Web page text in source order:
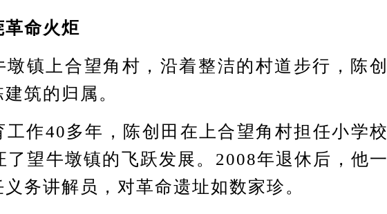
命火炬
上合望角村，沿着整洁的村道步行，陈创
筑的归属。
40多年，陈创田在上合望角村担任小学校
了望牛墩镇的飞跃发展。2008年退休后，他一
务讲解员，对革命遗址如数家珍。